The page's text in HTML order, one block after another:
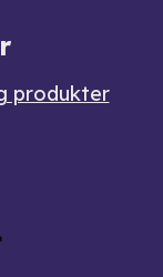
produkter